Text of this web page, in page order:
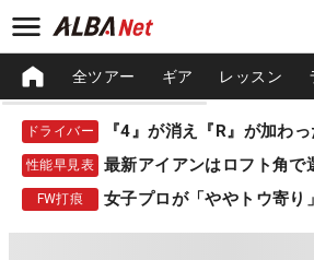
全ツアー ギア レッスン
ドライバー
性能早見表 最新アイアンはロフト角で
FW打痕 女子プロが「ややトウ寄り